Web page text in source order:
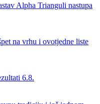
Alpha Trianguli nastupa
na vrhu i ovotjedne liste
6.8.